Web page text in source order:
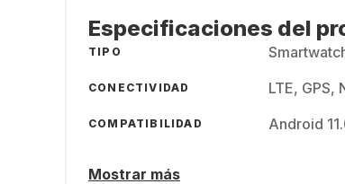
Especificaciones del
TIPO
CONECTIVIDAD LTE, GPS,
COMPATIBILIDAD Android
Mostrar más